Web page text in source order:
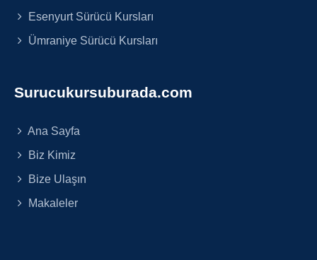
Esenyurt Sürücü Kursları
Ümraniye Sürücü Kursları
Surucukursuburada.com
Ana Sayfa
Biz Kimiz
Bize Ulaşın
Makaleler